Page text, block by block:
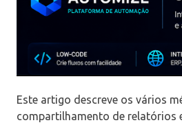
Este artigo descreve os vários
compartilhamento de relatórios